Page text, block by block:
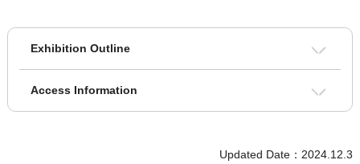
Exhibition Outline
Access Information
Updated Date：2024.12.3